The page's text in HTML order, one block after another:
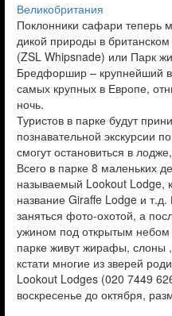
Великобритания
Поклонники сафари теперь
дикой природы в
(ZSL Whipsnade) или Парк
Бредфоршир – крупнейший
самых крупных в Европе,
ночь.
Туристов в парке будут
познавательной экскурсии
смогут остановиться в
Всего в парке 8 маленьких
называемый Lookout Lodge,
название Giraffe Lodge и т.д.
заняться фото-охотой, а
ужином под открытым
парке живут жирафы, слоны
кстати многие из зверей
Lookout Lodges (020 7449
воскресенье до октября,